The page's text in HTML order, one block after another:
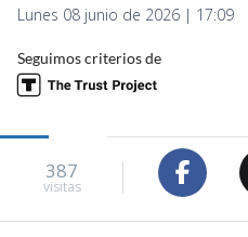
Lunes 08 junio de 2026 | 17:09
Seguimos criterios de
387
visitas